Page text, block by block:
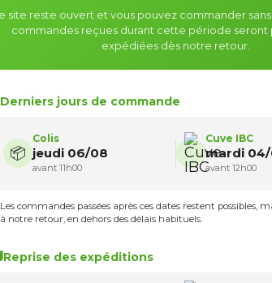
le
site reste ouvert et vous pouvez commander
commandes reçues durant cette période seront
expédiées dès notre retour.
Derniers jours de commande
📦
Colis
jeudi 06/08
avant 11h00
Cuve IBC
mardi
avant 12h00
Les commandes passées après ces dates restent possibles,
à notre retour, en dehors des délais habituels.
Reprise des expéditions